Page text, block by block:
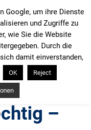
–
Google, um ihre Dienste
und Zugriffe zu
wie Sie die Website
Durch die
damit einverstanden,
OK Reject